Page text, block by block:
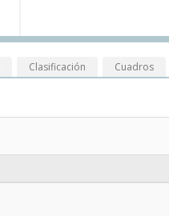
Clasificación Cuadros